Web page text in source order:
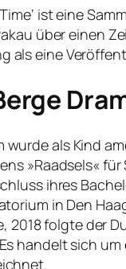
ist eine
über einen
als eine
wurde als Kind
»Raadsels«
ihres
in Den
2018 folgte der
handelt sich